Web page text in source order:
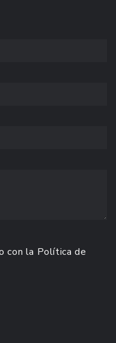
con la Política de